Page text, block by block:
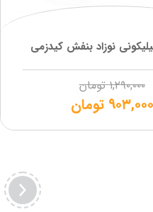
نوزاد بنفش کیدزمی
۱,۲۹۰,۰۰۰ تومان
۹۰۳,۰۰۰ تومان